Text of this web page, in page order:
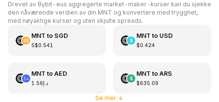
Drevet av Bybit-eus aggregerte market-maker-kurser kan du sjekke
den nåværende verdien av din MNT og konvertere med trygghet,
med nøyaktige kurser og uten skjulte spreads.
MNT to SGD
S$0.541
MNT to USD
$0.424
MNT to AED
د.إ1.56
MNT to ARS
$635.09
Se mer ↓